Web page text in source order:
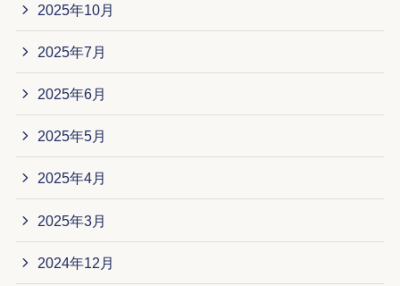
2025年10月
2025年7月
2025年6月
2025年5月
2025年4月
2025年3月
2024年12月